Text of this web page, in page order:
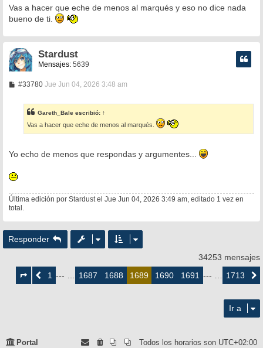
n
s
a
e
Vas a hacer que eche de menos al marqués y eso no dice nada
bueno de ti.
Stardust
Mensajes: 5639
#33780M
a
j
e
Jue Jun 04, 2026 3:48 am
Gareth_Bale escribió: ↑
Vas a hacer que eche de menos al marqués.
Yo echo de menos que respondas y argumentes...
Última edición por Stardustel Jue Jun 04, 2026 3:49 am, editado 1 vez en
total.
Responder
34253 mensajes
deAnterior1 --- … 1687 1688 1689 1690 1691 --- … 1713
Ir a
Portal Todos los horarios son UTC+02:00